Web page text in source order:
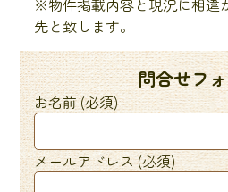
※物件掲載内容と現況に相違
先と致します。
問合せフ
お名前 (必須)
メールアドレス (必須)